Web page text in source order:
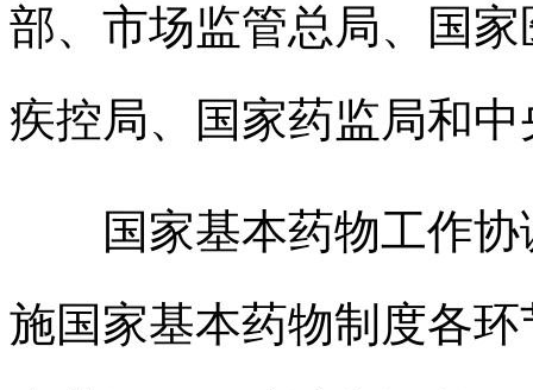
部、市场监管总局、国
疾控局、国家药监局和
国家基本药物工作协
施国家基本药物制度各